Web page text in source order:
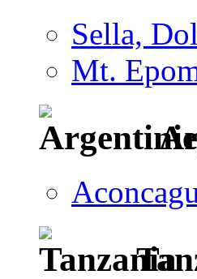
Sella,
Mt.